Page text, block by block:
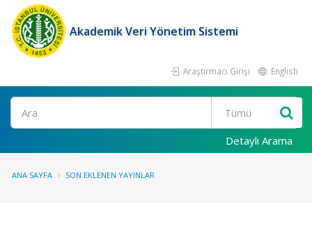
Akademik Veri Yönetim Sistemi
Araştırmacı Girişi English
Ara
Detaylı Arama
ANA SAYFA SON EKLENEN YAYINLAR